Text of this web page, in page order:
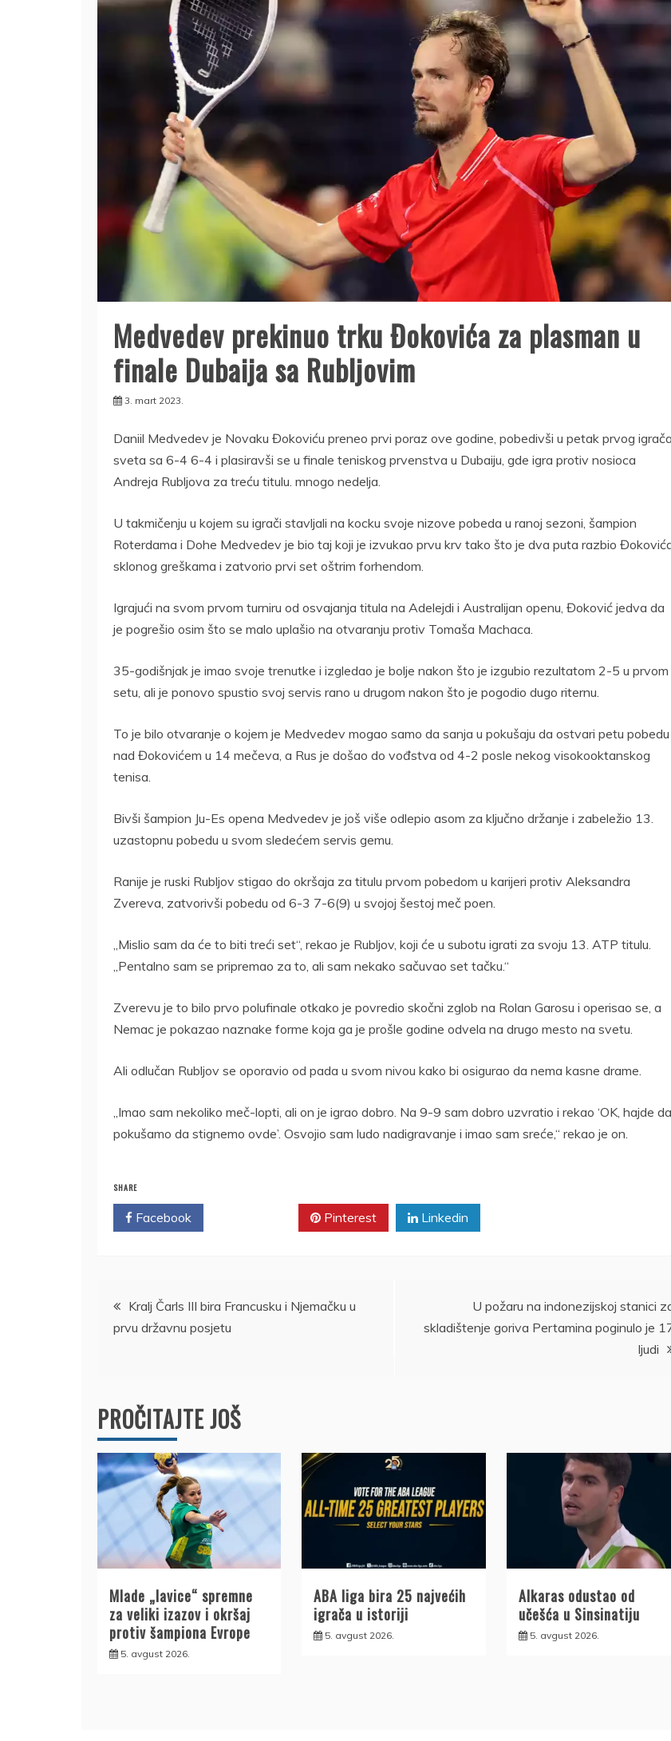
Medvedev prekinuo trku Đokovića za plasman u
finale Dubaija sa Rubljovim
3. mart 2023.
Daniil Medvedev je Novaku Đokoviću preneo prvi poraz ove godine, pobedivši u petak prvog igrača
sveta sa 6-4 6-4 i plasiravši se u finale teniskog prvenstva u Dubaiju, gde igra protiv nosioca
Andreja Rubljova za treću titulu. mnogo nedelja.
U takmičenju u kojem su igrači stavljali na kocku svoje nizove pobeda u ranoj sezoni, šampion
Roterdama i Dohe Medvedev je bio taj koji je izvukao prvu krv tako što je dva puta razbio
sklonog greškama i zatvorio prvi set oštrim forhendom.
Igrajući na svom prvom turniru od osvajanja titula na Adelejdi i Australijan openu, Đoković jedva da
je pogrešio osim što se malo uplašio na otvaranju protiv Tomaša Machaca.
35-godišnjak je imao svoje trenutke i izgledao je bolje nakon što je izgubio rezultatom 2-5 u prvom
setu, ali je ponovo spustio svoj servis rano u drugom nakon što je pogodio dugo riternu.
To je bilo otvaranje o kojem je Medvedev mogao samo da sanja u pokušaju da ostvari petu pobedu
nad Đokovićem u 14 mečeva, a Rus je došao do vođstva od 4-2 posle nekog visokooktanskog
tenisa.
Bivši šampion Ju-Es opena Medvedev je još više odlepio asom za ključno držanje i zabeležio 13.
uzastopnu pobedu u svom sledećem servis gemu.
Ranije je ruski Rubljov stigao do okršaja za titulu prvom pobedom u karijeri protiv Aleksandra
Zvereva, zatvorivši pobedu od 6-3 7-6(9) u svojoj šestoj meč poen.
„Mislio sam da će to biti treći set“, rekao je Rubljov, koji će u subotu igrati za svoju 13. ATP titulu.
„Pentalno sam se pripremao za to, ali sam nekako sačuvao set tačku.“
Zverevu je to bilo prvo polufinale otkako je povredio skočni zglob na Rolan Garosu i operisao se, a
Nemac je pokazao naznake forme koja ga je prošle godine odvela na drugo mesto na svetu.
Ali odlučan Rubljov se oporavio od pada u svom nivou kako bi osigurao da nema kasne drame.
„Imao sam nekoliko meč-lopti, ali on je igrao dobro. Na 9-9 sam dobro uzvratio i rekao ‘OK, hajde da
pokušamo da stignemo ovde’. Osvojio sam ludo nadigravanje i imao sam sreće,“ rekao je on.
SHARE
Facebook Pinterest Linkedin
Kretanje
članka
Kralj Čarls III bira Francusku i Njemačku u
prvu državnu posjetu
U požaru na indonezijskoj stanici
skladištenje goriva Pertamina poginulo je
ljudi
PROČITAJTE JOŠ
Mlade „lavice“ spremne
za veliki izazov i okršaj
protiv šampiona Evrope
5. avgust 2026.
ABA liga bira 25 najvećih
igrača u istoriji
5. avgust 2026.
Alkaras odustao od
učešća u Sinsinatiju
5. avgust 2026.